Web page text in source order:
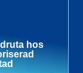
hos